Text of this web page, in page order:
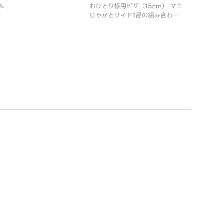
おひとり様用ピザ（15cm） マヨ
じゃがとサイド1品の組み合わ